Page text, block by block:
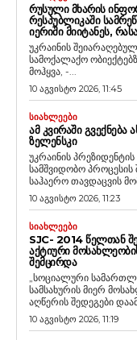
ᲠᲣᲡᲣᲚᲘ ᲛᲮᲐᲠᲘᲡ
ᲠᲔᲡᲞᲣᲑᲚᲘᲙᲐᲨᲘ
ᲘᲔᲠᲘᲨᲘ ᲛᲘᲘᲢᲐᲜᲔᲡ,
უკრაინის
სამოქალაქო
მოჰყვა, -...
10 აგვისტო 2026, 11:45
ᲡᲘᲐᲮᲚᲔᲔᲑᲘ
ᲐᲛ ᲙᲕᲘᲠᲐᲨᲘ ᲒᲕᲔᲥᲜᲔᲑᲐ
ᲖᲔᲚᲔᲜᲡᲙᲘ
უკრაინის
სამშვიდობო პროცესის
საჰაერო თავდაცვის
10 აგვისტო 2026, 11:23
ᲡᲘᲐᲮᲚᲔᲔᲑᲘ
SJC- 2014 ᲬᲔᲚᲗᲐᲜ
ᲐᲥᲢᲘᲣᲠᲘ
ᲨᲔᲛᲪᲘᲠᲓᲐ
„სოციალური
სამსახურის მიერ
აღწერის შედეგები
10 აგვისტო 2026, 11:19